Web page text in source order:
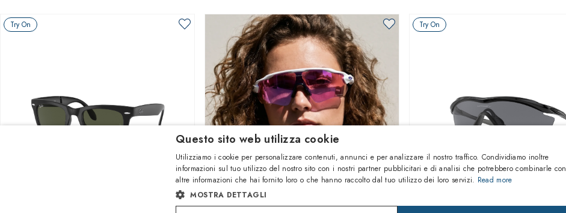
Try On Try On
Questo sito web utilizza cookie
Utilizziamo i cookie per personalizzare contenuti, annunci e per analizzare il nostro traffico. Condividiamo inoltre
informazioni sul tuo utilizzo del nostro sito con i nostri partner pubblicitari e di analisi che potrebbero combinarle con
altre informazioni che hai fornito loro o che hanno raccolto dal tuo utilizzo dei loro servizi. Read more
MOSTRA DETTAGLI